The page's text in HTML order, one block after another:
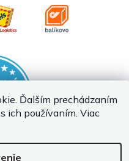
Ďalším prechádzaním
ich používaním. Viac